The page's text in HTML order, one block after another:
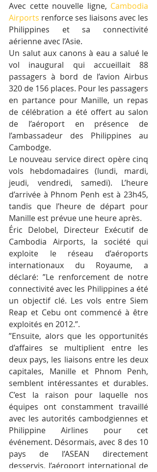
Avec cette nouvelle ligne, Cambodia
Airports renforce ses liaisons avec les
Philippines et sa connectivité
aérienne avec l’Asie.
Un salut aux canons à eau a salué le
vol inaugural qui accueillait 88
passagers à bord de l’avion Airbus
320 de 156 places. Pour les passagers
en partance pour Manille, un repas
de célébration a été offert au salon
de l’aéroport en présence de
l’ambassadeur des Philippines au
Cambodge.
Le nouveau service direct opère cinq
vols hebdomadaires (lundi, mardi,
jeudi, vendredi, samedi). L’heure
d’arrivée à Phnom Penh est à 23h45,
tandis que l’heure de départ pour
Manille est prévue une heure après.
Éric Delobel, Directeur Exécutif de
Cambodia Airports, la société qui
exploite le réseau d’aéroports
internationaux du Royaume, a
déclaré: ”Le renforcement de notre
connectivité avec les Philippines a été
un objectif clé. Les vols entre Siem
Reap et Cebu ont commencé à être
exploités en 2012.”.
”Ensuite, alors que les opportunités
d’affaires se multiplient entre les
deux pays, les liaisons entre les deux
capitales, Manille et Phnom Penh,
semblent intéressantes et durables.
C’est la raison pour laquelle nos
équipes ont constamment travaillé
avec les autorités cambodgiennes et
Philippine Airlines pour cet
événement. Désormais, avec 8 des 10
pays de l’ASEAN directement
desservis, l’aéroport international de